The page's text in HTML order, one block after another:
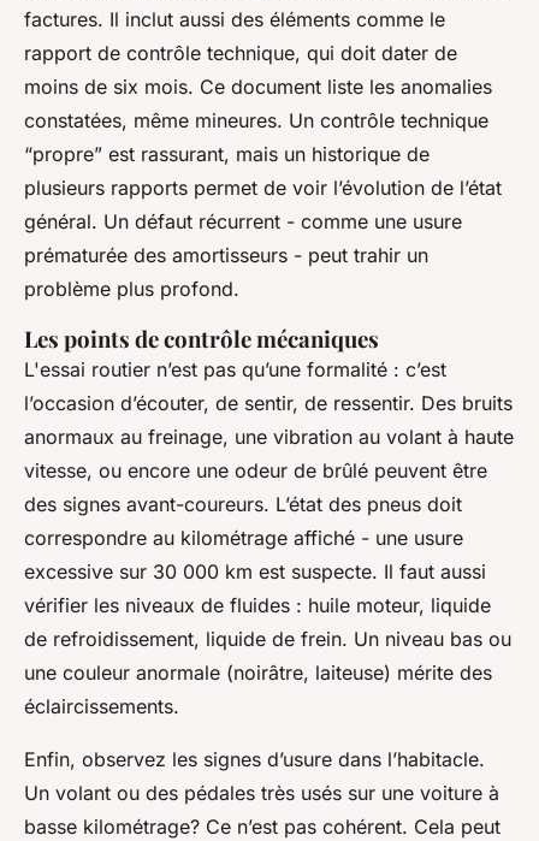
factures. Il inclut aussi des éléments comme le
rapport de contrôle technique, qui doit dater de
moins de six mois. Ce document liste les anomalies
constatées, même mineures. Un contrôle technique
“propre” est rassurant, mais un historique de
plusieurs rapports permet de voir l’évolution de l’état
général. Un défaut récurrent - comme une usure
prématurée des amortisseurs - peut trahir un
problème plus profond.
Les points de contrôle mécaniques
L'essai routier n’est pas qu’une formalité : c’est
l’occasion d’écouter, de sentir, de ressentir. Des bruits
anormaux au freinage, une vibration au volant à haute
vitesse, ou encore une odeur de brûlé peuvent être
des signes avant-coureurs. L’état des pneus doit
correspondre au kilométrage affiché - une usure
excessive sur 30 000 km est suspecte. Il faut aussi
vérifier les niveaux de fluides : huile moteur, liquide
de refroidissement, liquide de frein. Un niveau bas ou
une couleur anormale (noirâtre, laiteuse) mérite des
éclaircissements.
Enfin, observez les signes d’usure dans l’habitacle.
Un volant ou des pédales très usés sur une voiture à
basse kilométrage? Ce n’est pas cohérent. Cela peut